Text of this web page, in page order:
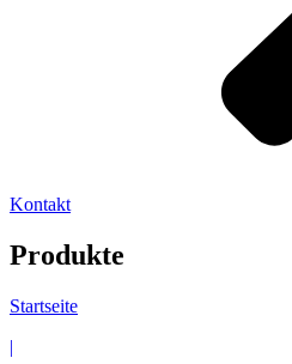
Kontakt
Produkte
Startseite
|